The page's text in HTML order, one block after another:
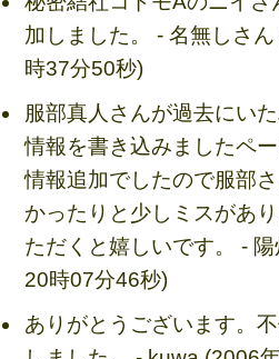
加しました。 - 名無しさ
時37分50秒)
服部真人さんが過去にい
情報を書き込みましたペ
情報追加でしたので服部
かったりと少しミスがあ
ただくと嬉しいです。 -
20時07分46秒)
ありがとうございます。